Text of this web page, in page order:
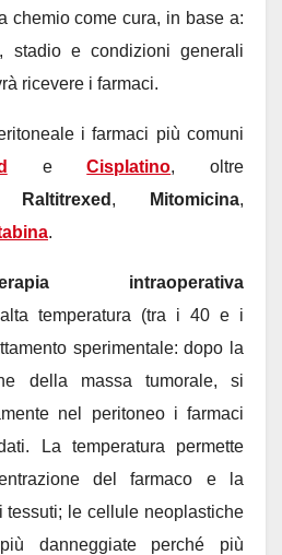
chemio come cura, in base a:
stadio e condizioni generali
ricevere i farmaci.
i farmaci più comuni
eCisplatino, oltre
Raltitrexed , Mitomicina,
.
intraoperativa
temperatura (tra i 40 e i
sperimentale: dopo la
della massa tumorale, si
nel peritoneo i farmaci
La temperatura permette
del farmaco e la
tessuti; le cellule neoplastiche
danneggiate perché più